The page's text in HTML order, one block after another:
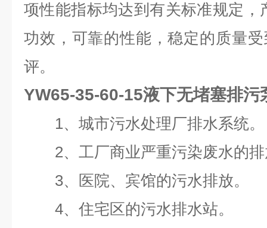
项性能指标均达到有关标准规定，
功效，可靠的性能，稳定的质量
评。
YW65-35-60-15液下无堵塞排污
1、城市污水处理厂排水系统。
2、工厂商业严重污染废水的排
3、医院、宾馆的污水排放。
4、住宅区的污水排水站。